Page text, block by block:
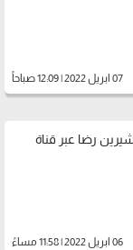
07 ابريل 2022 | 12:09 صباحاً
رضا عبر قناة
06 ابريل 2022 | 11:58 مساءً